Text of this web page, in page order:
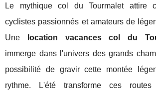
Le mythique col du Tourmalet attire
cyclistes passionnés et amateurs de
Une
location vacances col du
immerge dans l'univers des grands
possibilité de gravir cette montée
rythme. L'été transforme ces